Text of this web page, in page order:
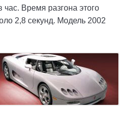
час. Время разгона этого
2,8 секунд. Модель 2002